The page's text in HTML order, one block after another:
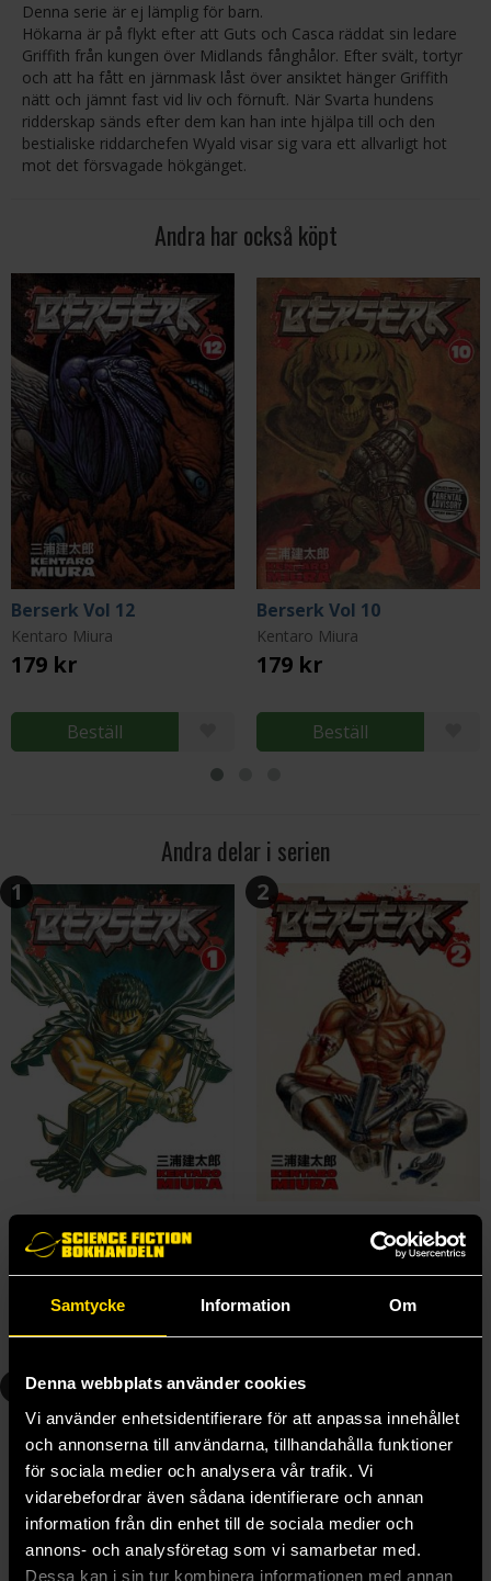
Samtycke Information Om
Denna webbplats använder cookies
Vi använder enhetsidentifierare för att anpassa innehållet
och annonserna till användarna, tillhandahålla funktioner
för sociala medier och analysera vår trafik. Vi
vidarebefordrar även sådana identifierare och annan
information från din enhet till de sociala medier och
annons- och analysföretag som vi samarbetar med.
Dessa kan i sin tur kombinera informationen med annan
Denna serie är ej lämplig för barn.
Hökarna är på flykt efter att Guts och Casca räddat sin ledare
Griffith från kungen över Midlands fånghålor. Efter svält, tortyr
och att ha fått en järnmask låst över ansiktet hänger Griffith
nätt och jämnt fast vid liv och förnuft. När Svarta hundens
ridderskap sänds efter dem kan han inte hjälpa till och den
bestialiske riddarchefen Wyald visar sig vara ett allvarligt hot
mot det försvagade hökgänget.
Andra har också köpt
Berserk Vol 12
Kentaro Miura
179 kr
Beställ
Berserk Vol 10
Kentaro Miura
179 kr
Beställ
Andra delar i serien
1
Berserk Vol 1: The Black Swordsman
Kentaro Miura
179 kr
Beställ
2
Berserk Vol 2: The Guardians of Desire
179 kr
Beställ
4